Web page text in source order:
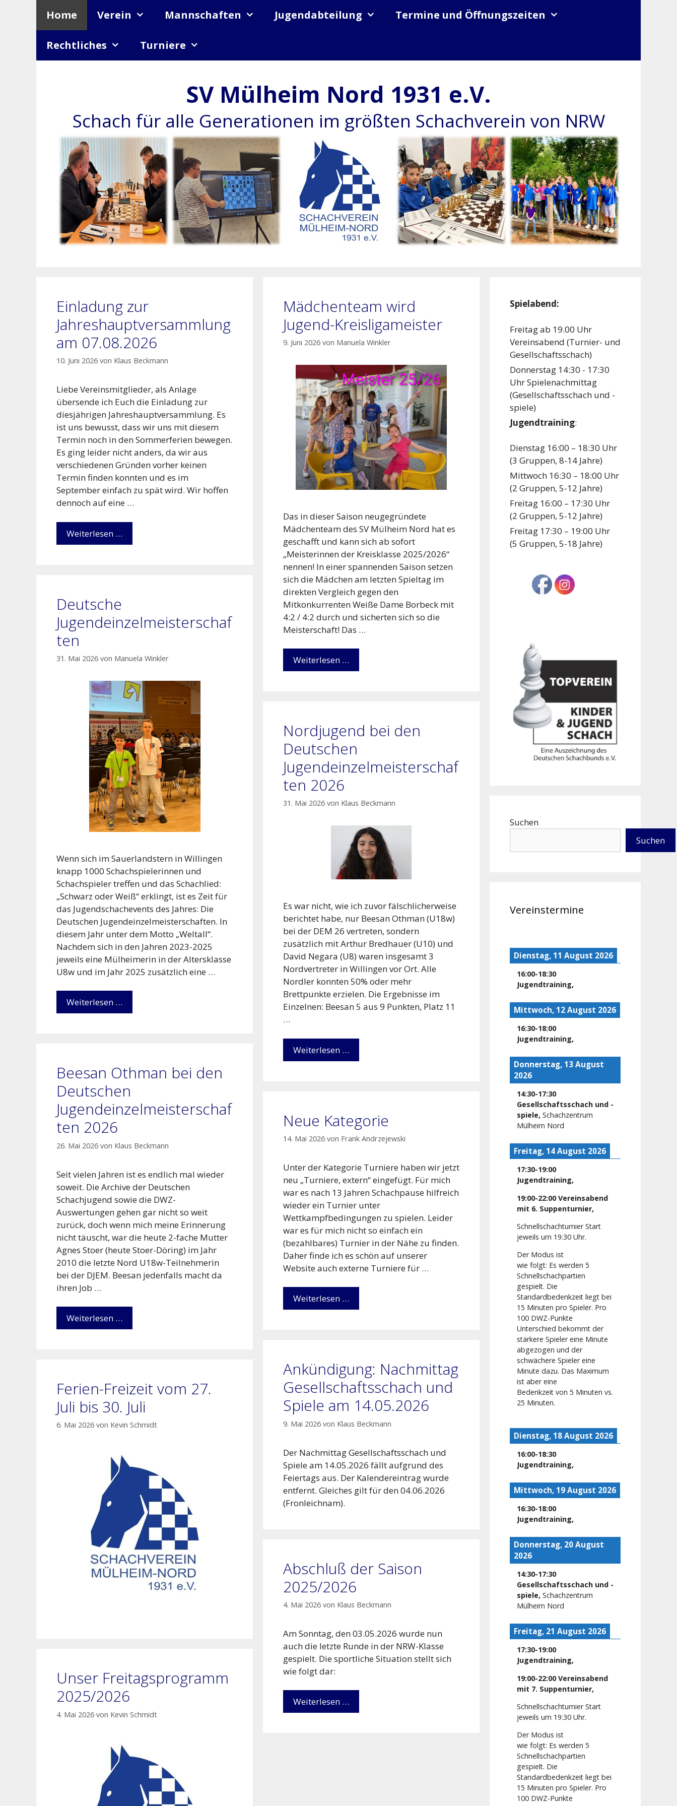
Home Verein Mannschaften Jugendabteilung Termine und Öffnungszeiten
Rechtliches Turniere
SV Mülheim Nord 1931 e.V.
Schach für alle Generationen im größten Schachverein von NRW
Einladung zur
Jahreshauptversammlung
am 07.08.2026
10. Juni 2026 von Klaus Beckmann
Liebe Vereinsmitglieder, als Anlage
übersende ich Euch die Einladung zur
diesjährigen Jahreshauptversammlung. Es
ist uns bewusst, dass wir uns mit diesem
Termin noch in den Sommerferien bewegen.
Es ging leider nicht anders, da wir aus
verschiedenen Gründen vorher keinen
Termin finden konnten und es im
September einfach zu spät wird. Wir hoffen
dennoch auf eine …
Weiterlesen …
Mädchenteam wird
Jugend-Kreisligameister
9. Juni 2026 von Manuela Winkler
Das in dieser Saison neugegründete
Mädchenteam des SV Mülheim Nord hat es
geschafft und kann sich ab sofort
„Meisterinnen der Kreisklasse 2025/2026“
nennen! In einer spannenden Saison setzen
sich die Mädchen am letzten Spieltag im
direkten Vergleich gegen den
Mitkonkurrenten Weiße Dame Borbeck mit
4:2 / 4:2 durch und sicherten sich so die
Meisterschaft! Das …
Weiterlesen …
Deutsche
Jugendeinzelmeisterschaf
ten
31. Mai 2026 von Manuela Winkler
Wenn sich im Sauerlandstern in Willingen
knapp 1000 Schachspielerinnen und
Schachspieler treffen und das Schachlied:
„Schwarz oder Weiß“ erklingt, ist es Zeit für
das Jugendschachevents des Jahres: Die
Deutschen Jugendeinzelmeisterschaften. In
diesem Jahr unter dem Motto „Weltall“.
Nachdem sich in den Jahren 2023-2025
jeweils eine Mülheimerin in der Altersklasse
U8w und im Jahr 2025 zusätzlich eine …
Weiterlesen …
Nordjugend bei den
Deutschen
Jugendeinzelmeisterschaf
ten 2026
31. Mai 2026 von Klaus Beckmann
Es war nicht, wie ich zuvor fälschlicherweise
berichtet habe, nur Beesan Othman (U18w)
bei der DEM 26 vertreten, sondern
zusätzlich mit Arthur Bredhauer (U10) und
David Negara (U8) waren insgesamt 3
Nordvertreter in Willingen vor Ort. Alle
Nordler konnten 50% oder mehr
Brettpunkte erzielen. Die Ergebnisse im
Einzelnen: Beesan 5 aus 9 Punkten, Platz 11
…
Weiterlesen …
Beesan Othman bei den
Deutschen
Jugendeinzelmeisterschaf
ten 2026
26. Mai 2026 von Klaus Beckmann
Seit vielen Jahren ist es endlich mal wieder
soweit. Die Archive der Deutschen
Schachjugend sowie die DWZ-
Auswertungen gehen gar nicht so weit
zurück, doch wenn mich meine Erinnerung
nicht täuscht, war die heute 2-fache Mutter
Agnes Stoer (heute Stoer-Döring) im Jahr
2010 die letzte Nord U18w-Teilnehmerin
bei der DJEM. Beesan jedenfalls macht da
ihren Job …
Weiterlesen …
Neue Kategorie
14. Mai 2026 von Frank Andrzejewski
Unter der Kategorie Turniere haben wir jetzt
neu „Turniere, extern“ eingefügt. Für mich
war es nach 13 Jahren Schachpause hilfreich
wieder ein Turnier unter
Wettkampfbedingungen zu spielen. Leider
war es für mich nicht so einfach ein
(bezahlbares) Turnier in der Nähe zu finden.
Daher finde ich es schön auf unserer
Website auch externe Turniere für …
Weiterlesen …
Ankündigung: Nachmittag
Gesellschaftsschach und
Spiele am 14.05.2026
9. Mai 2026 von Klaus Beckmann
Der Nachmittag Gesellschaftsschach und
Spiele am 14.05.2026 fällt aufgrund des
Feiertags aus. Der Kalendereintrag wurde
entfernt. Gleiches gilt für den 04.06.2026
(Fronleichnam).
Ferien-Freizeit vom 27.
Juli bis 30. Juli
6. Mai 2026 von Kevin Schmidt
Abschluß der Saison
2025/2026
4. Mai 2026 von Klaus Beckmann
Am Sonntag, den 03.05.2026 wurde nun
auch die letzte Runde in der NRW-Klasse
gespielt. Die sportliche Situation stellt sich
wie folgt dar:
Weiterlesen …
Unser Freitagsprogramm
2025/2026
4. Mai 2026 von Kevin Schmidt
Spielabend:
Freitag ab 19.00 Uhr
Vereinsabend (Turnier- und
Gesellschaftsschach)
Donnerstag 14:30 - 17:30
Uhr Spielenachmittag
(Gesellschaftsschach und -
spiele)
Jugendtraining:
Dienstag 16:00 – 18:30 Uhr
(3 Gruppen, 8-14 Jahre)
Mittwoch 16:30 – 18:00 Uhr
(2 Gruppen, 5-12 Jahre)
Freitag 16:00 – 17:30 Uhr
(2 Gruppen, 5-12 Jahre)
Freitag 17:30 – 19:00 Uhr
(5 Gruppen, 5-18 Jahre)
Suchen
Suchen
Vereinstermine
Dienstag, 11 August 2026
16:00-18:30
Jugendtraining,
Mittwoch, 12 August 2026
16:30-18:00
Jugendtraining,
Donnerstag, 13 August
2026
14:30-17:30
Gesellschaftsschach und -
spiele, Schachzentrum
Mülheim Nord
Freitag, 14 August 2026
17:30-19:00
Jugendtraining,
19:00-22:00 Vereinsabend
mit 6. Suppenturnier,
Schnellschachturnier Start
jeweils um 19:30 Uhr.
Der Modus ist
wie folgt: Es werden 5
Schnellschachpartien
gespielt. Die
Standardbedenkzeit liegt bei
15 Minuten pro Spieler. Pro
100 DWZ-Punkte
Unterschied bekommt der
stärkere Spieler eine Minute
abgezogen und der
schwächere Spieler eine
Minute dazu. Das Maximum
ist aber eine
Bedenkzeit von 5 Minuten vs.
25 Minuten.
Dienstag, 18 August 2026
16:00-18:30
Jugendtraining,
Mittwoch, 19 August 2026
16:30-18:00
Jugendtraining,
Donnerstag, 20 August
2026
14:30-17:30
Gesellschaftsschach und -
spiele, Schachzentrum
Mülheim Nord
Freitag, 21 August 2026
17:30-19:00
Jugendtraining,
19:00-22:00 Vereinsabend
mit 7. Suppenturnier,
Schnellschachturnier Start
jeweils um 19:30 Uhr.
Der Modus ist
wie folgt: Es werden 5
Schnellschachpartien
gespielt. Die
Standardbedenkzeit liegt bei
15 Minuten pro Spieler. Pro
100 DWZ-Punkte